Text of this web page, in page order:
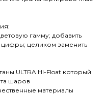
гамму; добавить
целиком заменить
ULTRA HI-Float который
шаров
материалы